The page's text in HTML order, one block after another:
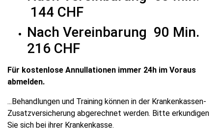
144 CHF
Nach Vereinbarung 90 Min.
216 CHF
Für kostenlose Annullationen immer 24h im Voraus
abmelden.
...Behandlungen und Training können in der Krankenkassen-
Zusatzversicherung abgerechnet werden. Bitte erkundigen
Sie sich bei ihrer Krankenkasse.